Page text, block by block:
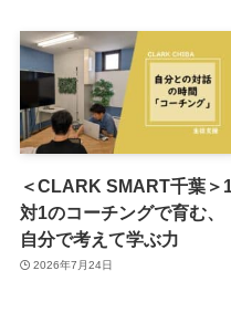
＜CLARK SMART千葉＞1
対1のコーチングで育む、
自分で考えて学ぶ力
2026年7月24日